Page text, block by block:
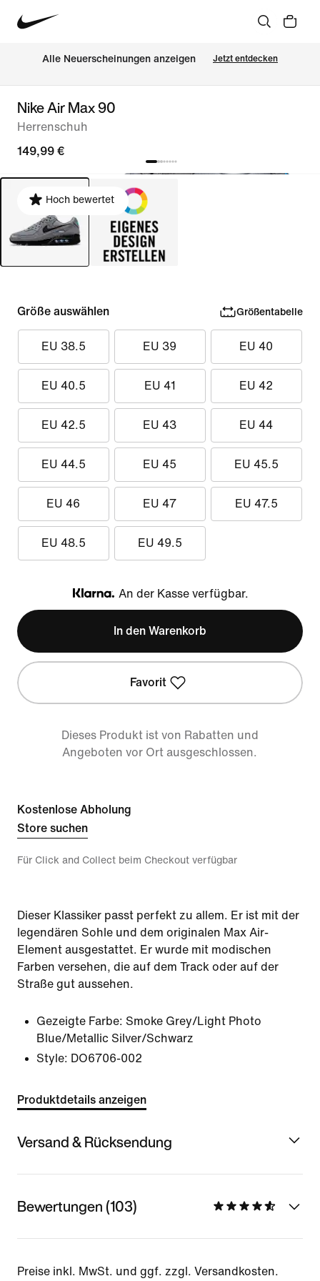
Alle Neuerscheinungen anzeigen Jetzt entdecken
Nike Air Max 90
Herrenschuh
149,99 €
Hoch bewertet
Größe auswählen Größentabelle
EU 38.5 EU 39 EU 40
EU 40.5 EU 41 EU 42
EU 42.5 EU 43 EU 44
EU 44.5 EU 45 EU 45.5
EU 46 EU 47 EU 47.5
EU 48.5 EU 49.5
Klarna
An der Kasse verfügbar.
In den Warenkorb
Favorit
Dieses Produkt ist von Rabatten und
Angeboten vor Ort ausgeschlossen.
Kostenlose Abholung
Store suchen
Für Click and Collect beim Checkout verfügbar
Dieser Klassiker passt perfekt zu allem. Er ist mit der
legendären Sohle und dem originalen Max Air-
Element ausgestattet. Er wurde mit modischen
Farben versehen, die auf dem Track oder auf der
Straße gut aussehen.
Gezeigte Farbe: Smoke Grey/Light Photo
Blue/Metallic Silver/Schwarz
Style: DO6706-002
Produktdetails anzeigen
Versand & Rücksendung
Bewertungen (103)
Preise inkl. MwSt. und ggf. zzgl. Versandkosten.